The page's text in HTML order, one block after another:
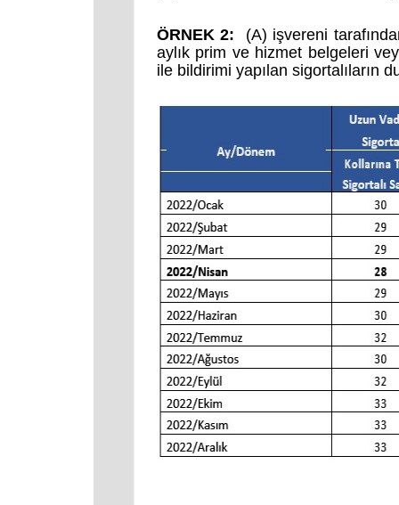
ÖRNEK 2: (A) işvereni
aylık prim ve hizmet belgeleri
ile bildirimi yapılan sigortalıların